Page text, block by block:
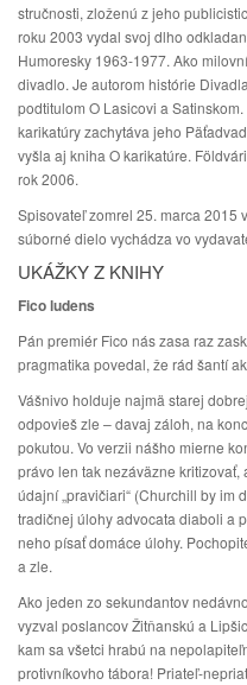
stručnosti, zloženú z jeho
roku 2003 vydal svoj dlho
Humoresky 1963-1977. Ako
divadlo. Je autorom histórie
podtitulom O Lasicovi a
karikatúry zachytáva jeho
vyšla aj kniha O karikatúre.
rok 2006.
Spisovateľ zomrel 25. marca 2015
súborné dielo vychádza vo
UKÁŽKY Z KNIHY
Fico ludens
Pán premiér Fico nás zasa raz
pragmatika povedal, že rád šantí
Vášnivo holduje najmä starej
odpovieš zle – davaj záloh, na
pokutou. Vo verzii nášho mierne
právo len tak nezáväzne
údajní „pravičiari“ (Churchill by im
tradičnej úlohy advocata diaboli a
neho písať domáce úlohy.
a zle.
Ako jeden zo sekundantov
vyzval poslancov Žitňanskú a
kam sa všetci hrabú na
protivníkovho tábora! Priateľ-